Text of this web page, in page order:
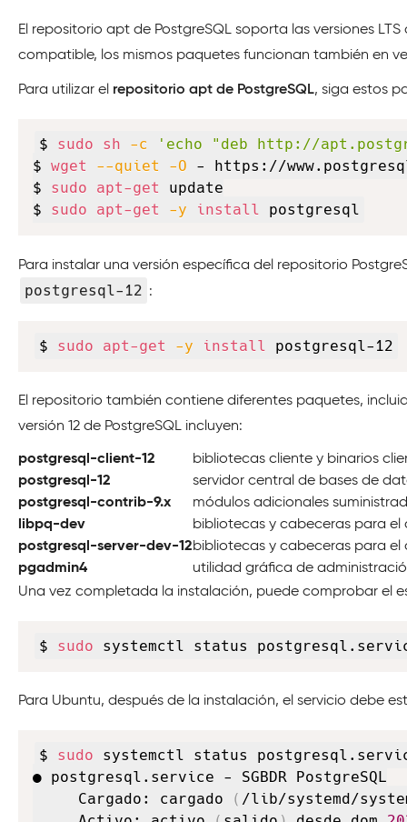
El repositorio apt de PostgreSQL soporta las versiones
compatible, los mismos paquetes funcionan también en
Para utilizar el repositorio apt de PostgreSQL, siga estos
$ sudo sh -c
'echo "deb http://
$ wget --quiet -O - https://
$ sudo apt-get
update
$ sudo apt-get -y install postgresql
Para instalar una versión específica del repositorio
postgresql-12 :
$ sudo apt-get -y install postgresql-12
El repositorio también contiene diferentes paquetes,
versión 12 de PostgreSQL incluyen:
postgresql-client-12
bibliotecas cliente y binarios
postgresql-12
servidor central de bases de
postgresql-contrib-9.x
módulos adicionales
libpq-dev
bibliotecas y cabeceras para
postgresql-server-dev-12bibliotecas y cabeceras para el
pgadmin4
utilidad gráfica de
Una vez completada la instalación, puede comprobar el
$ sudo systemctl status
Para Ubuntu, después de la instalación, el servicio debe
$ sudo systemctl status
● postgresql.service - SGBDR PostgreSQL
     Cargado: cargado
( /lib/systemd/